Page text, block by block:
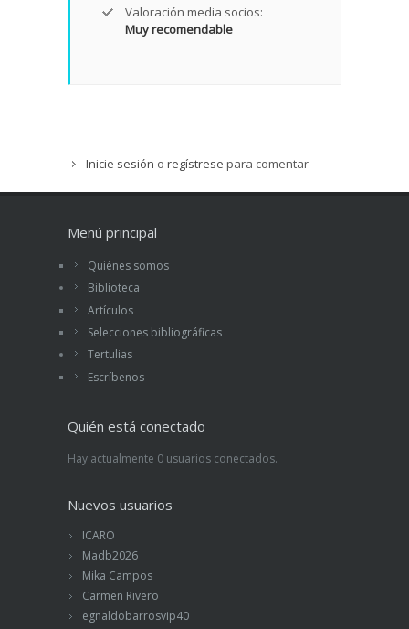
Valoración media socios:
Muy recomendable
Inicie sesión o regístrese para comentar
Menú principal
Quiénes somos
Biblioteca
Artículos
Selecciones bibliográficas
Tertulias
Escríbenos
Quién está conectado
Hay actualmente 0 usuarios conectados.
Nuevos usuarios
ICARO
Madb2026
Mika Campos
Carmen Rivero
egnaldobarrosvip40